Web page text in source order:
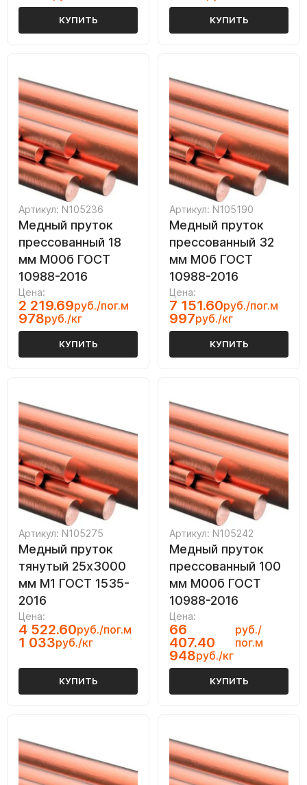
КУПИТЬ КУПИТЬ
Артикул: N105236
Медный пруток
прессованный 18
мм М00б ГОСТ
10988-2016
Цена:
2 219.69руб./пог.м
978руб./кг
КУПИТЬ
Артикул: N105190
Медный пруток
прессованный 32
мм М0б ГОСТ
10988-2016
Цена:
7 151.60руб./пог.м
997руб./кг
КУПИТЬ
Артикул: N105275
Медный пруток
тянутый 25х3000
мм М1 ГОСТ 1535-
2016
Цена:
4 522.60руб./пог.м
1 033руб./кг
КУПИТЬ
Артикул: N105242
Медный пруток
прессованный 100
мм М00б ГОСТ
10988-2016
Цена:
66
407.40
руб./
пог.м
948руб./кг
КУПИТЬ